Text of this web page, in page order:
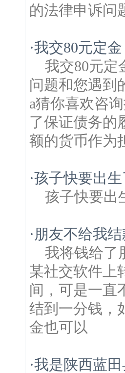
的法律申诉问
·我交80元定
我交80元定
问题和您遇到
a猜你喜欢咨
了保证债务的
额的货币作为
·孩子快要出
孩子快要出
· 朋友不给我
我将钱给了
某社交软件上
间，可是一直
结到一分钱，
金也可以
·我是陕西蓝